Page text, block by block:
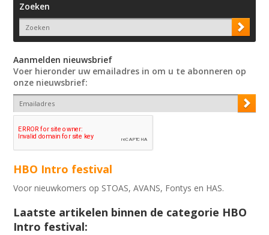
Zoeken
Aanmelden nieuwsbrief
Voer hieronder uw emailadres in om u te abonneren op
onze nieuwsbrief:
HBO Intro festival
Voor nieuwkomers op STOAS, AVANS, Fontys en HAS.
Laatste artikelen binnen de categorie HBO
Intro festival: